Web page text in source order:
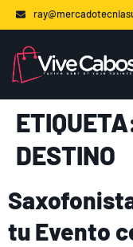
DESTINO
tu Evento